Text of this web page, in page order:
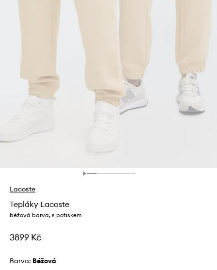
Lacoste
Tepláky Lacoste
béžová barva, s potiskem
3899 Kč
Barva: béžová